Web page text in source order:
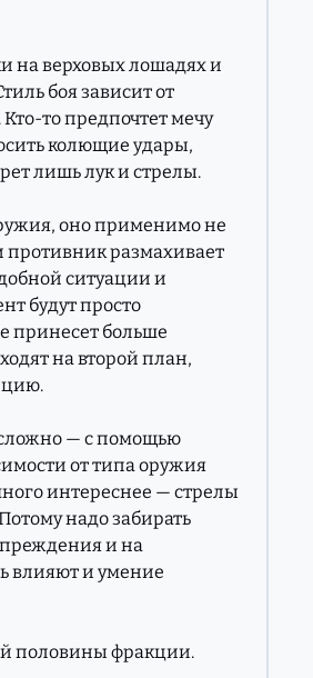
на верховых лошадях и
боя зависит от
то предпочтет мечу
колющие удары,
лишь лук и стрелы.
оно применимо не
противник размахивает
ситуации и
будут просто
принесет больше
на второй план,
— с помощью
от типа оружия
интереснее — стрелы
надо забирать
и на
влияют и умение
половины фракции.